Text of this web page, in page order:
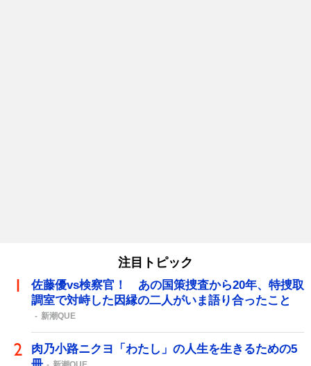
注目トピック
佐藤優vs検察官！ あの国策捜査から20年、特捜取
調室で対峙した因縁の二人がいま語り合ったこと
新潮QUE
肉乃小路ニクヨ「わたし」の人生を生きるための5